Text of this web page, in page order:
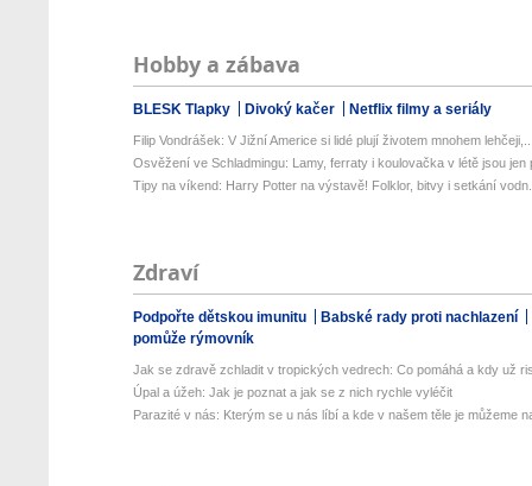
Hobby a zábava
BLESK Tlapky Divoký kačer Netflix filmy a seriály
Filip Vondrášek: V Jižní Americe si lidé plují životem mnohem
Osvěžení ve Schladmingu: Lamy, ferraty i koulovačka v létě jsou jen
Tipy na víkend: Harry Potter na výstavě! Folklor, bitvy i setkání
Zdraví
Podpořte dětskou imunitu
Babské rady proti nachlazení
pomůže rýmovník
Jak se zdravě zchladit v tropických vedrech: Co pomáhá a kdy už
Úpal a úžeh: Jak je poznat a jak se z nich rychle vyléčit
Parazité v nás: Kterým se u nás líbí a kde v našem těle je můžeme